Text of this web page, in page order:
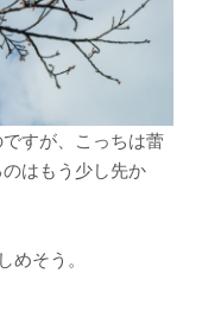
すが、こっちは蕾
はもう少し先か
めそう。